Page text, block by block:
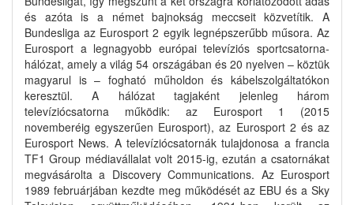
és azóta is a német bajnokság meccseit közvetítik. A
Bundesliga az Eurosport 2 egyik legnépszerűbb műsora. Az
Eurosport a legnagyobb európai televíziós sportcsatorna-
hálózat, amely a világ 54 országában és 20 nyelven – köztük
magyarul is – fogható műholdon és kábelszolgáltatókon
keresztül. A hálózat tagjaként jelenleg három
televíziócsatorna működik: az Eurosport 1 (2015
novemberéig egyszerűen Eurosport), az Eurosport 2 és az
Eurosport News. A televíziócsatornák tulajdonosa a francia
TF1 Group médiavállalat volt 2015-ig, ezután a csatornákat
megvásárolta a Discovery Communications. Az Eurosport
1989 februárjában kezdte meg működését az EBU és a Sky